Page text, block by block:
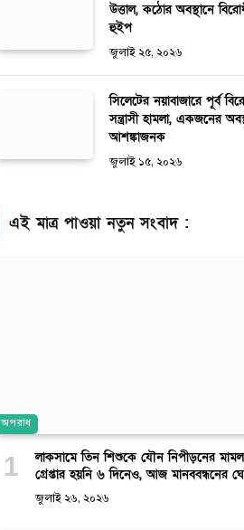
উত্তাল, কঠোর অবস্থানে
হুইপ
জুলাই ২৫, ২০২৬
সিলেটের নয়াবাজারে পূর্ব
সন্ত্রাসী হামলা, একজনের
আশঙ্কাজনক
জুলাই ১৫, ২০২৬
এই মাত্র পাওয়া নতুন সংবাদ :
অপরাধ
লাকসামে তিন শিশুকে যৌন নিপীড়নের
গ্রেপ্তার হয়নি ৬ দিনেও, আজ মানববন্ধনের
জুলাই ২৬, ২০২৬